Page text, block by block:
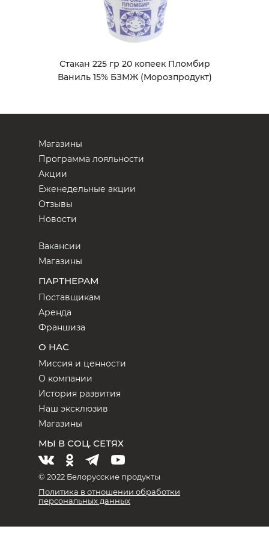
Стакан 225 гр 20 копеек Пломбир
Ваниль 15% БЗМЖ (Морозпродукт)
Магазины
Программа лояльности
Акции
Еженедельные акции
Отзывы
Новости
Вакансии
Магазины
ПАРТНЕРАМ
Поставщикам
Аренда
Франшиза
О НАС
Миссия и ценности
О компании
История развития
Наш эксклюзив
Магазины
МЫ В СОЦ. СЕТЯХ
© 2022 Белорусские продукты
Политика в отношении обработки
персональных данных